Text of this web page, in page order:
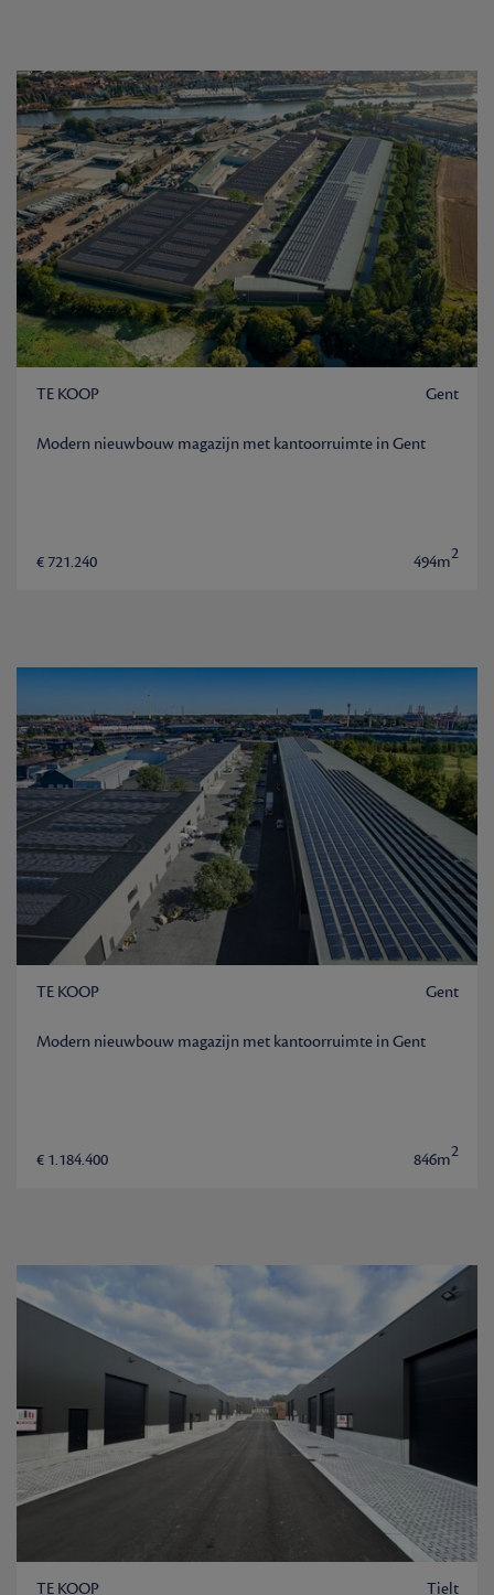
TE KOOP Gent
Modern nieuwbouw magazijn met kantoorruimte in Gent
€ 721.240 494m2
TE KOOP Gent
Modern nieuwbouw magazijn met kantoorruimte in Gent
€ 1.184.400 846m2
TE KOOP Tielt